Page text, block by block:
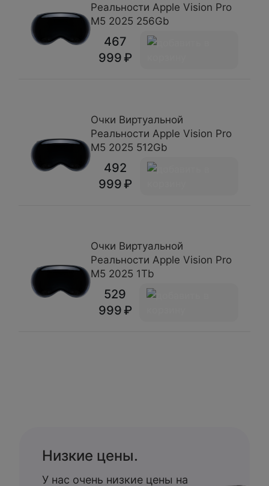
Реальности Apple Vision Pro
M5 2025 256Gb
467
999
Очки Виртуальной
Реальности Apple Vision Pro
M5 2025 512Gb
492
999
Очки Виртуальной
Реальности Apple Vision Pro
M5 2025 1Tb
529
999
Низкие цены.
У нас очень низкие цены на